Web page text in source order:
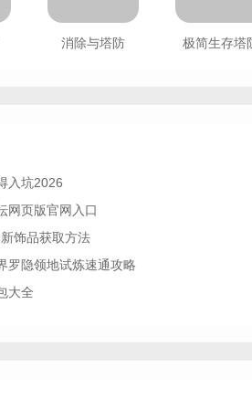
消除与塔防 极简生存塔
入坑2026
网页版官网入口
饰品获取方法
罗隐领地试炼速通攻略
大全